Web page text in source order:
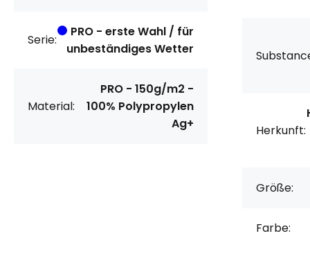
Serie:
PRO - erste Wahl / für
unbeständiges Wetter
Material:
PRO - 150g/m2 -
100% Polypropylen
Ag+
Herkunft:
Größe:
Farbe: